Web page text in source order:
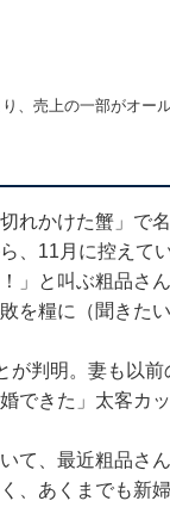
売上の一部がオー
れかけた蟹」で
、11月に控えて
」と叫ぶ粗品さ
を糧に（聞きたい
が判明。妻も以
できた」太客カッ
て、最近粗品さ
、あくまでも新